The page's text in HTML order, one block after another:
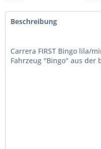
Beschreibung
Carrera FIRST Bingo lila/
Fahrzeug "Bingo" aus der